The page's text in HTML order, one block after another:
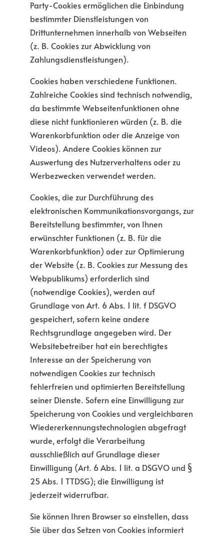
Party-Cookies ermöglichen die Einbindung
bestimmter Dienstleistungen von
Drittunternehmen innerhalb von Webseiten
(z. B. Cookies zur Abwicklung von
Zahlungsdienstleistungen).
Cookies haben verschiedene Funktionen.
Zahlreiche Cookies sind technisch notwendig,
da bestimmte Webseitenfunktionen ohne
diese nicht funktionieren würden (z. B. die
Warenkorbfunktion oder die Anzeige von
Videos). Andere Cookies können zur
Auswertung des Nutzerverhaltens oder zu
Werbezwecken verwendet werden.
Cookies, die zur Durchführung des
elektronischen Kommunikationsvorgangs, zur
Bereitstellung bestimmter, von Ihnen
erwünschter Funktionen (z. B. für die
Warenkorbfunktion) oder zur Optimierung
der Website (z. B. Cookies zur Messung des
Webpublikums) erforderlich sind
(notwendige Cookies), werden auf
Grundlage von Art. 6 Abs. 1 lit. f DSGVO
gespeichert, sofern keine andere
Rechtsgrundlage angegeben wird. Der
Websitebetreiber hat ein berechtigtes
Interesse an der Speicherung von
notwendigen Cookies zur technisch
fehlerfreien und optimierten Bereitstellung
seiner Dienste. Sofern eine Einwilligung zur
Speicherung von Cookies und vergleichbaren
Wiedererkennungstechnologien abgefragt
wurde, erfolgt die Verarbeitung
ausschließlich auf Grundlage dieser
Einwilligung (Art. 6 Abs. 1 lit. a DSGVO und §
25 Abs. 1 TTDSG); die Einwilligung ist
jederzeit widerrufbar.
Sie können Ihren Browser so einstellen, dass
Sie über das Setzen von Cookies informiert